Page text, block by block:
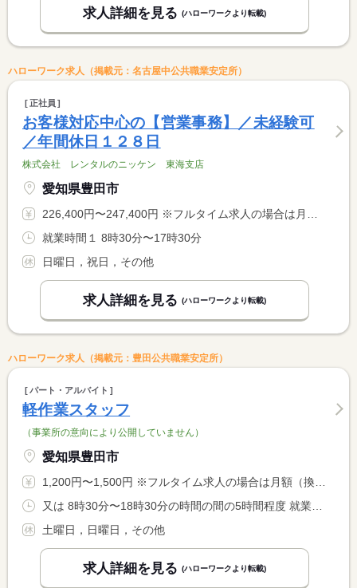
求人詳細を見る (ハローワークより転載)
ハローワーク求人（掲載元：名古屋中公共職業安定所）
正社員
お客様対応中心の【営業事務】／未経験可
／年間休日１２８日
株式会社 レンタルのニッケン 東海支店
愛知県豊田市
226,400円〜247,400円 ※フルタイム求人の場合は月額（換算額）、パート求人の場合は時間額を表示しています。
就業時間１ 8時30分〜17時30分
日曜日，祝日，その他
求人詳細を見る (ハローワークより転載)
ハローワーク求人（掲載元：豊田公共職業安定所）
パート・アルバイト
軽作業スタッフ
（事業所の意向により公開していません）
愛知県豊田市
1,200円〜1,500円 ※フルタイム求人の場合は月額（換算額）、パート求人の場合は時間額を表示しています。
土曜日，日曜日，その他
求人詳細を見る (ハローワークより転載)